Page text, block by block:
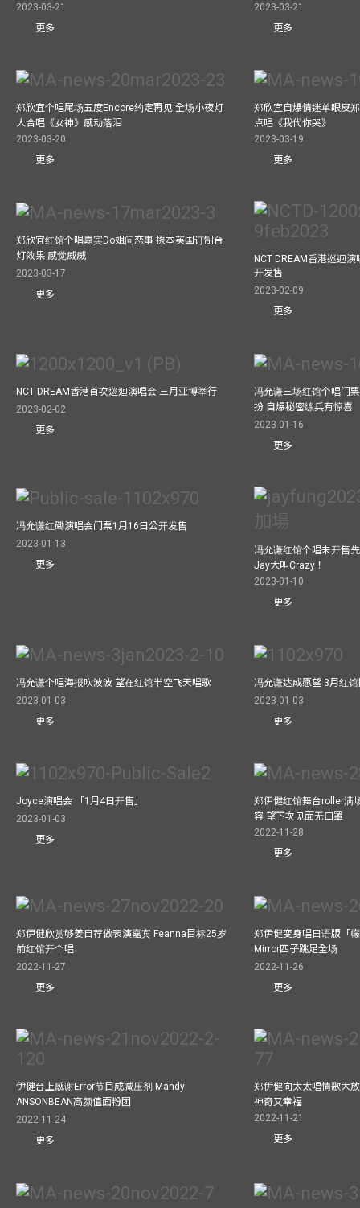
2023-03-21
更多
2023-03-21
更多
郑欣宜个唱尾场五度Encore约定再见 全场小夜灯
大合唱《女神》感动落泪
2023-03-20
更多
郑欣宜自爆情迷单眼皮
点唱《我代你哭》
2023-03-19
更多
郑欣宜红馆个唱嘉宾Do姐问恋事 揼本英国订制台
灯效果 感觉威威
2023-03-17
更多
NCT DREAM香港巡迴
开发售
2023-02-09
更多
NCT DREAM香港首次巡迴演唱会 三月亚博举行
2023-02-02
更多
冯允谦三场红馆个唱门
扮 自爆秘密练兵有惊喜
2023-01-16
更多
冯允谦红磡演唱会门票1月16日公开发售
2023-01-13
更多
冯允谦红馆个唱未开售
Jay大叫Crazy！
2023-01-10
更多
冯允谦个唱海报吹波波 望在红馆半空飞天唱歌
2023-01-03
更多
冯允谦达成愿望 3月红
2023-01-03
更多
Joyce演唱会 「1月4日开售」
2023-01-03
更多
郑伊健红馆舞台roller满
容 望下次见面无口罩
2022-11-28
更多
郑伊健欣赏够姜自荐做表演嘉宾 Feanna目标25岁
前红馆开个唱
2022-11-27
更多
郑伊健变身唱日语版「
Mirror四子跳足全场
2022-11-26
更多
伊健台上感谢Error节目成减压剂 Mandy
ANSONBEAN高颜值面粉团
2022-11-24
更多
郑伊健向太太唱情歌大
神奇又幸福
2022-11-21
更多